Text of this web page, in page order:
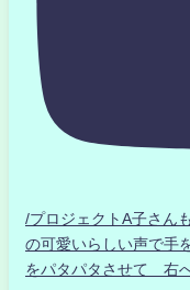
/プロジェクトA子さ
の可愛いらしい声で手
をパタパタさせて 右